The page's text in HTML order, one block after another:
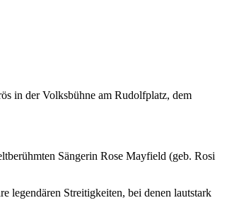
in der Volksbühne am Rudolfplatz, dem
Sängerin Rose Mayfield (geb. Rosi
legendären Streitigkeiten, bei denen lautstark